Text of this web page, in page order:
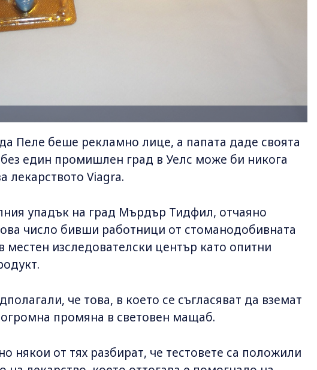
Пеле беше рекламно лице, а папата даде своята
един промишлен град в Уелс може би никога
лекарството Viagra.
упадък на град Мърдър Тидфил, отчаяно
число бивши работници от стоманодобивната
местен изследователски център като опитни
че това, в което се съгласяват да вземат
промяна в световен мащаб.
някои от тях разбират, че тестовете са положили